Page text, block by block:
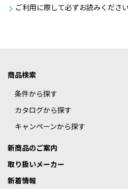
ご利用に際して必ずお読みください
商品検索
条件から探す
カタログから探す
キャンペーンから探す
新商品のご案内
取り扱いメーカー
新着情報